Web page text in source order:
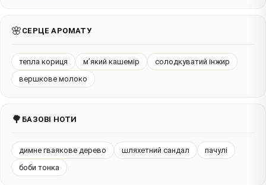
🌸 СЕРЦЕ АРОМАТУ
тепла кориця м’який кашемір
солодкуватий інжир
вершкове молоко
🌳 БАЗОВІ НОТИ
димне гваякове дерево шляхетний сандал
пачулі
боби тонка